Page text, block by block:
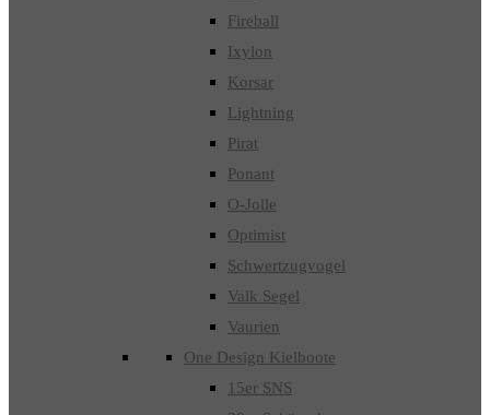
Fireball
Ixylon
Korsar
Lightning
Pirat
Ponant
O-Jolle
Optimist
Schwertzugvogel
Valk Segel
Vaurien
One Design Kielboote
15er SNS